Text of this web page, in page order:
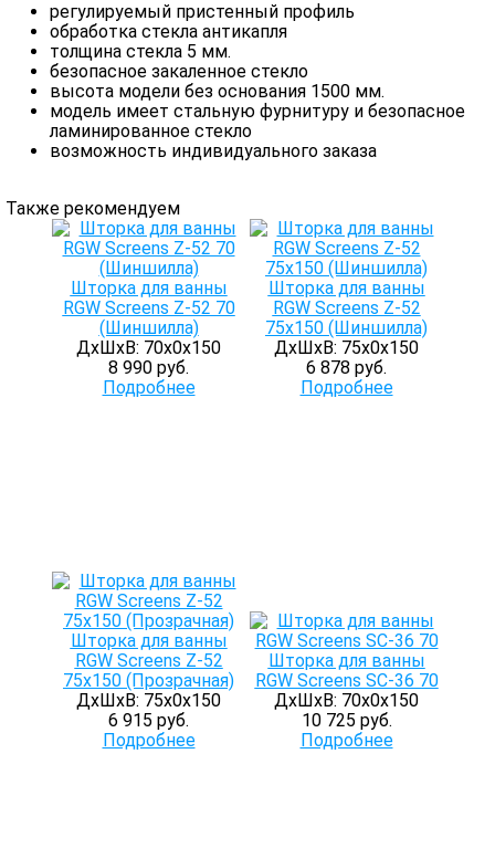
регулируемый пристенный профиль
обработка стекла антикапля
толщина стекла 5 мм.
безопасное закаленное стекло
высота модели без основания 1500 мм.
модель имеет стальную фурнитуру и безопасное
ламинированное стекло
возможность индивидуального заказа
Также рекомендуем
Шторка для ванны
RGW Screens Z-52 70
(Шиншилла)
ДхШхВ: 70х0х150
8 990 руб.
Подробнее
Шторка для ванны
RGW Screens Z-52
75x150 (Шиншилла)
ДхШхВ: 75х0х150
6 878 руб.
Подробнее
Шторка для ванны
RGW Screens Z-52
75x150 (Прозрачная)
ДхШхВ: 75х0х150
6 915 руб.
Подробнее
Шторка для ванны
RGW Screens SC-36 70
ДхШхВ: 70х0х150
10 725 руб.
Подробнее